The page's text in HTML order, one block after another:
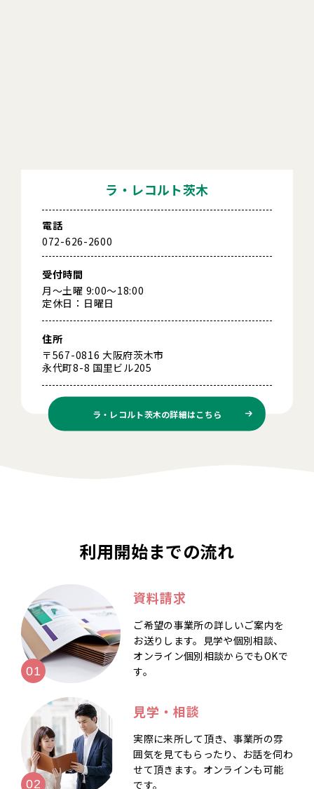
ラ・レコルト茨木
電話
072-626-2600
受付時間
月～土曜 9:00～18:00
定休日：日曜日
住所
〒567-0816 大阪府茨木市
永代町8-8 国里ビル205
ラ・レコルト茨木の詳細はこちら
利用開始までの流れ
資料請求
ご希望の事業所の詳しいご案内を
お送りします。見学や個別相談、
オンライン個別相談からでもOKで
す。
見学・相談
実際に来所して頂き、事業所の雰
囲気を見てもらったり、お話を伺わ
せて頂きます。オンラインも可能
です。